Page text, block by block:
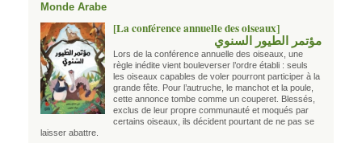
Monde Arabe
[La conférence annuelle des oiseaux]
مؤتمر الطيور السنوي
Lors de la conférence annuelle des oiseaux, une
règle inédite vient bouleverser l’ordre établi : seuls
les oiseaux capables de voler pourront participer à la
grande fête. Pour l’autruche, le manchot et la poule,
cette annonce tombe comme un couperet. Blessés,
exclus de leur propre communauté et moqués par
certains oiseaux, ils décident pourtant de ne pas se
laisser abattre.